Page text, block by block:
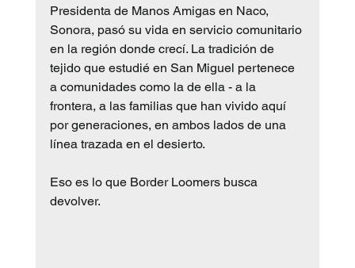
Presidenta de Manos Amigas en Naco,
Sonora, pasó su vida en servicio comunitario
en la región donde crecí. La tradición de
tejido que estudié en San Miguel pertenece
a comunidades como la de ella - a la
frontera, a las familias que han vivido aquí
por generaciones, en ambos lados de una
línea trazada en el desierto.
Eso es lo que Border Loomers busca
devolver.